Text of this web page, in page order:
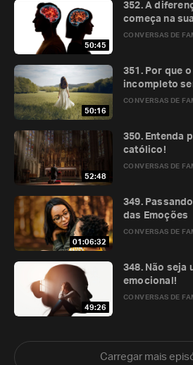
50:45
CONVERSAS DE
352. A
começa na
50:16
CONVERSAS DE
351. Por que
incompleto
52:48
CONVERSAS DE
350. Entenda
católico!
01:06:32
CONVERSAS DE
349.
das Emoções
49:26
CONVERSAS DE
348. Não seja
emocional!
Carregar mais